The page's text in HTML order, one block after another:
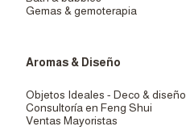
Gemas & gemoterapia
Aromas & Diseño
Objetos Ideales - Deco & diseño
Consultoría en Feng Shui
Ventas Mayoristas